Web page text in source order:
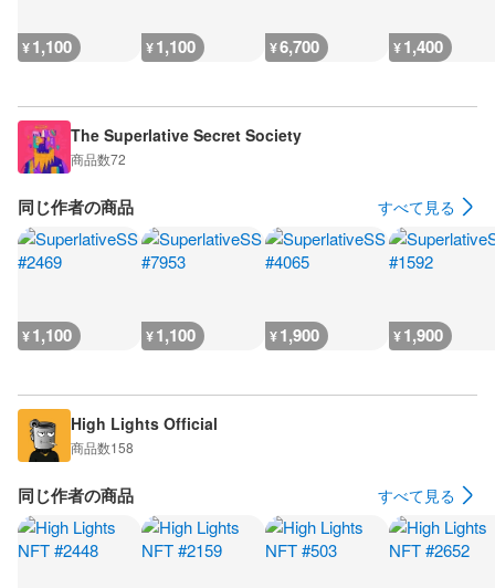
¥1,100 ¥1,100 ¥6,700 ¥1,400
The Superlative Secret Society
商品数72
同じ作者の商品 すべて見る
¥1,100 ¥1,100 ¥1,900 ¥1,900
High Lights Official
商品数158
同じ作者の商品 すべて見る